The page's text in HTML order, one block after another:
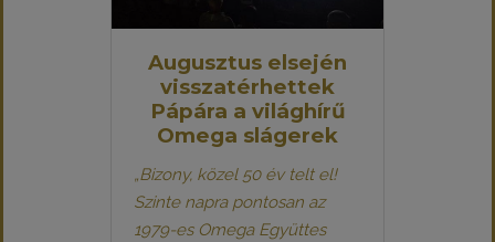
Augusztus elsején
visszatérhettek
Pápára a világhírű
Omega slágerek
„Bizony, közel 50 év telt el!
Szinte napra pontosan az
1979-es Omega Együttes